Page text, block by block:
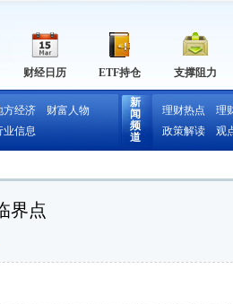
支撑阻力
ETF持仓
财经日历
方经济
财富人物
业信息
新
闻
频
道
理财热点
理
政策解读
观
界点